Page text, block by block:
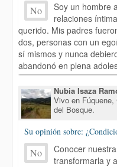
No
Soy un hombre
relaciones
querido. Mis padres
dos, personas con un
sí mismos y nunca
abandonó en plena
Nubia Isaza
Vivo en
del Bosque.
Su opinión sobre:
No
Conocer
transformarla y